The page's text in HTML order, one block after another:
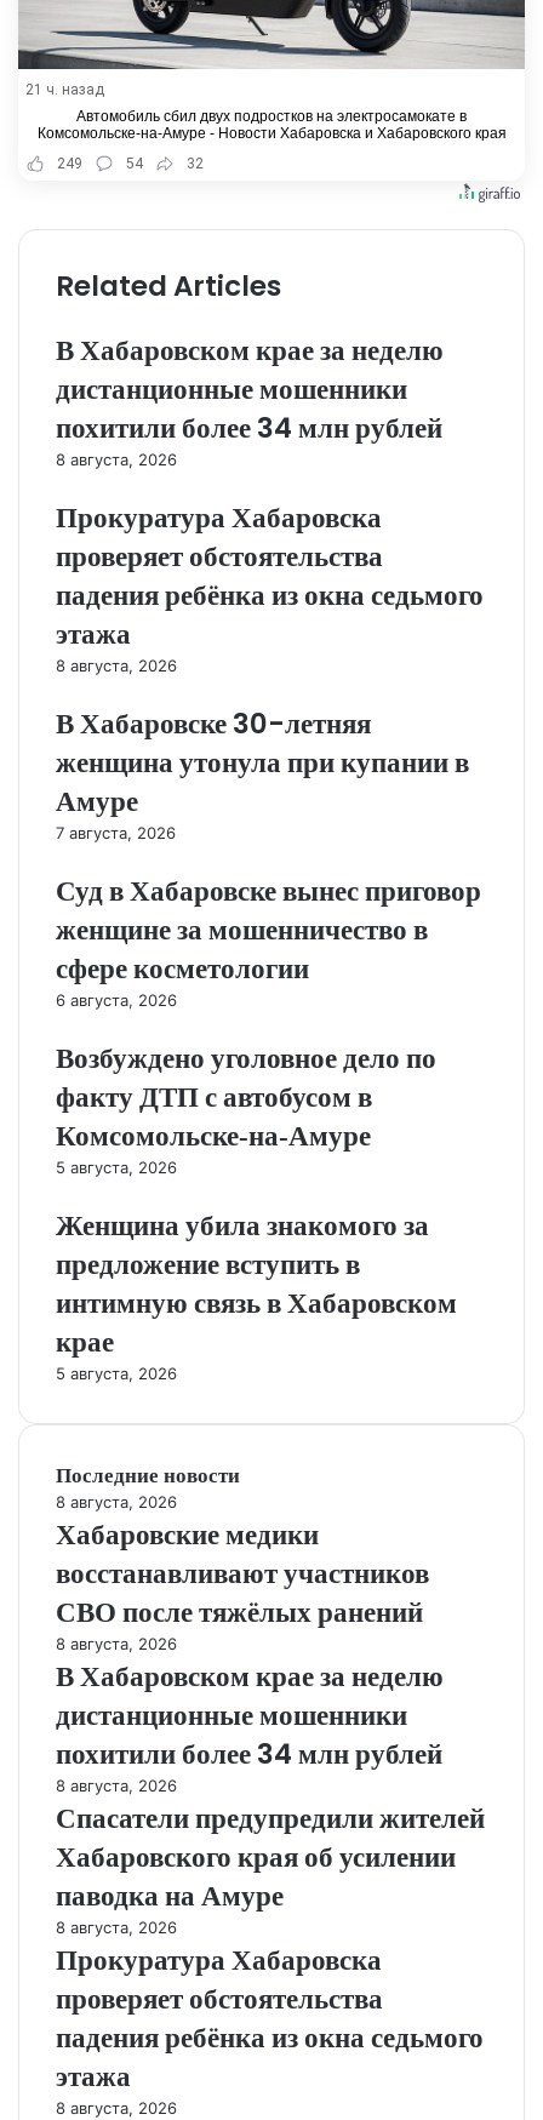
21 ч. назад
Автомобиль сбил двух подростков на электросамокате в
Комсомольске-на-Амуре - Новости Хабаровска и Хабаровского края
249
54 32
Related Articles
В Хабаровском крае за неделю
дистанционные мошенники
похитили более 34 млн рублей
8 августа, 2026
Прокуратура Хабаровска
проверяет обстоятельства
падения ребёнка из окна седьмого
этажа
8 августа, 2026
В Хабаровске 30-летняя
женщина утонула при купании в
Амуре
7 августа, 2026
Суд в Хабаровске вынес приговор
женщине за мошенничество в
сфере косметологии
6 августа, 2026
Возбуждено уголовное дело по
факту ДТП с автобусом в
Комсомольске‑на‑Амуре
5 августа, 2026
Женщина убила знакомого за
предложение вступить в
интимную связь в Хабаровском
крае
5 августа, 2026
Последние новости
8 августа, 2026
Хабаровские медики
восстанавливают участников
СВО после тяжёлых ранений
8 августа, 2026
В Хабаровском крае за неделю
дистанционные мошенники
похитили более 34 млн рублей
8 августа, 2026
Спасатели предупредили жителей
Хабаровского края об усилении
паводка на Амуре
8 августа, 2026
Прокуратура Хабаровска
проверяет обстоятельства
падения ребёнка из окна седьмого
этажа
8 августа, 2026